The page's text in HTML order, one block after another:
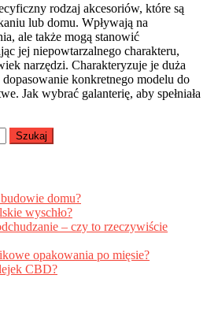
praktyczne
i
designerskie
dodatki
rodzaj akcesoriów, które są
lub domu. Wpływają na
ale także mogą stanowić
jej niepowtarzalnego charakteru,
narzędzi. Charakteryzuje je duża
konkretnego modelu do
Jak wybrać galanterię, aby spełniała
domu?
wyschło?
– czy to rzeczywiście
opakowania po mięsie?
CBD?